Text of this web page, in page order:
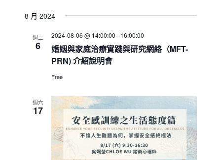
8 月 2024
週二
6
婚姻與家庭治療實踐與研究網絡（MFT-
PRN) 介紹說明會
2024-08-06 @ 14:00:00 - 16:00:00
Free
週六
17